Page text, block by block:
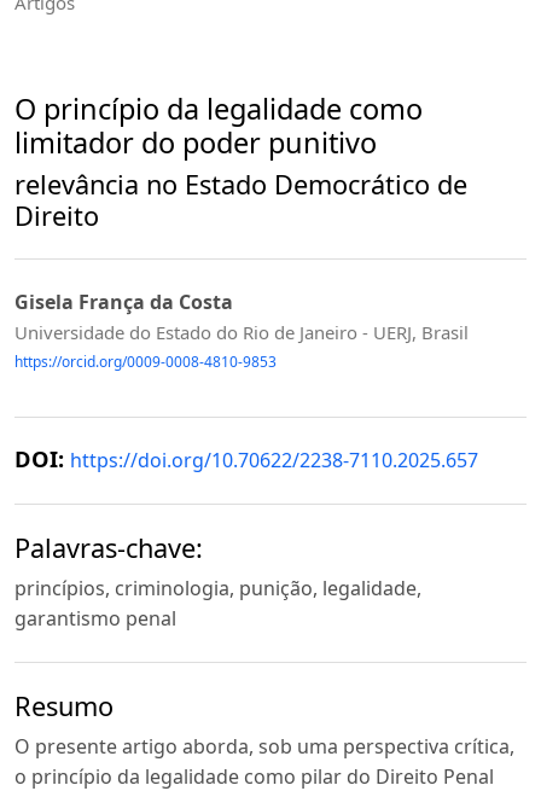
O princípio da legalidade como
limitador do poder punitivo
relevância no Estado Democrático de
Direito
Gisela França da Costa
Universidade do Estado do Rio de Janeiro - UERJ, Brasil
https://orcid.org/0009-0008-4810-9853
DOI: https://doi.org/10.70622/2238-7110.2025.657
Palavras-chave:
princípios, criminologia, punição, legalidade,
garantismo penal
Resumo
O presente artigo aborda, sob uma perspectiva crítica,
o princípio da legalidade como pilar do Direito Penal